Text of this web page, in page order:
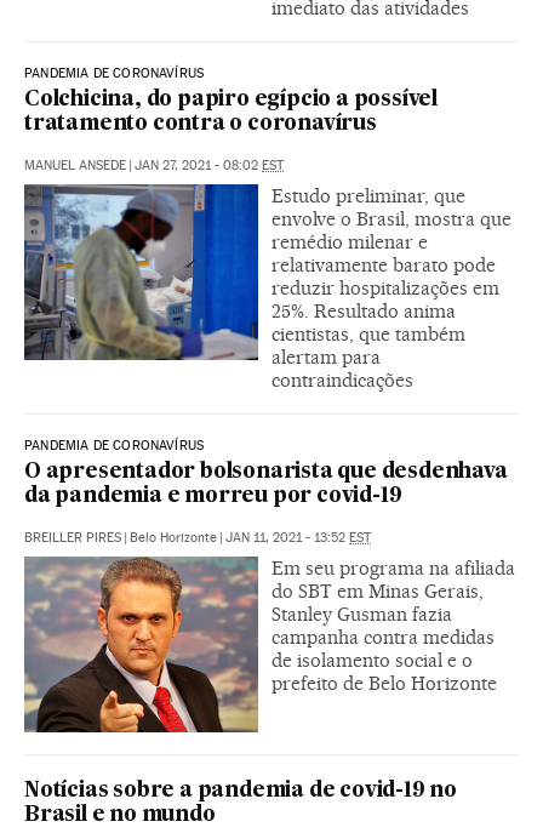
imediato das atividades
PANDEMIA DE CORONAVÍRUS
Colchicina, do papiro egípcio a possível
tratamento contra o coronavírus
MANUEL ANSEDE | JAN 27, 2021 - 08:02 EST
Estudo preliminar, que
envolve o Brasil, mostra que
remédio milenar e
relativamente barato pode
reduzir hospitalizações em
25%. Resultado anima
cientistas, que também
alertam para
contraindicações
PANDEMIA DE CORONAVÍRUS
O apresentador bolsonarista que desdenhava
da pandemia e morreu por covid-19
BREILLER PIRES | Belo Horizonte | JAN 11, 2021 - 13:52 EST
Em seu programa na afiliada
do SBT em Minas Gerais,
Stanley Gusman fazia
campanha contra medidas
de isolamento social e o
prefeito de Belo Horizonte
Notícias sobre a pandemia de covid-19 no
Brasil e no mundo